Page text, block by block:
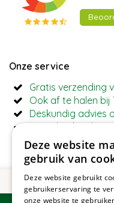
Onze service
Gratis verzending
Ook af te halen bij
Deskundig advies
Betaal ook
Deze website
gebruik van
Deze website gebruikt
gebruikerservaring te
onze website te